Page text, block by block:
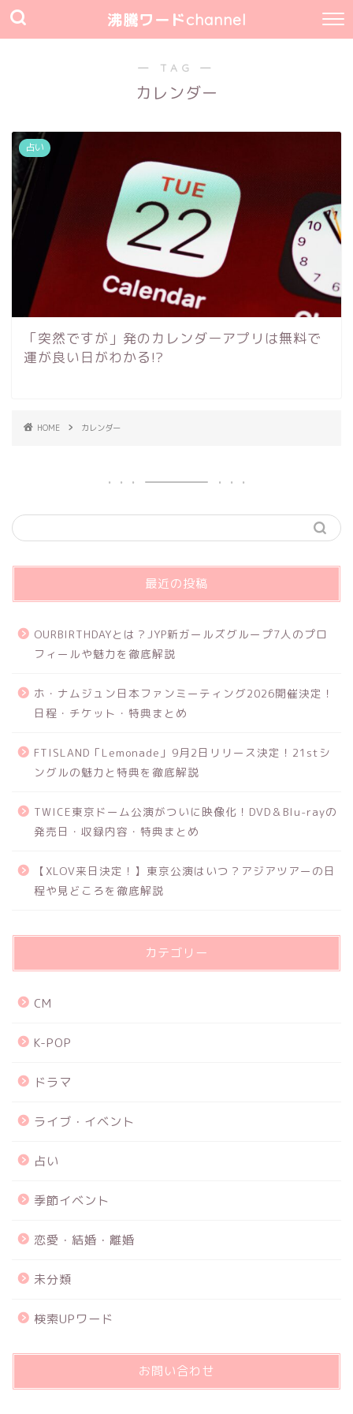
沸騰ワードchannel
― TAG ―
カレンダー
占い
「突然ですが」発のカレンダーアプリは無料で
運が良い日がわかる!?
HOME カレンダー
最近の投稿
OURBIRTHDAYとは？JYP新ガールズグループ7人のプロ
フィールや魅力を徹底解説
ホ・ナムジュン日本ファンミーティング2026開催決定！
日程・チケット・特典まとめ
FTISLAND「Lemonade」9月2日リリース決定！21stシ
ングルの魅力と特典を徹底解説
TWICE東京ドーム公演がついに映像化！DVD＆Blu-rayの
発売日・収録内容・特典まとめ
【XLOV来日決定！】東京公演はいつ？アジアツアーの日
程や見どころを徹底解説
カテゴリー
CM
K-POP
ドラマ
ライブ・イベント
占い
季節イベント
恋愛・結婚・離婚
未分類
検索UPワード
お問い合わせ